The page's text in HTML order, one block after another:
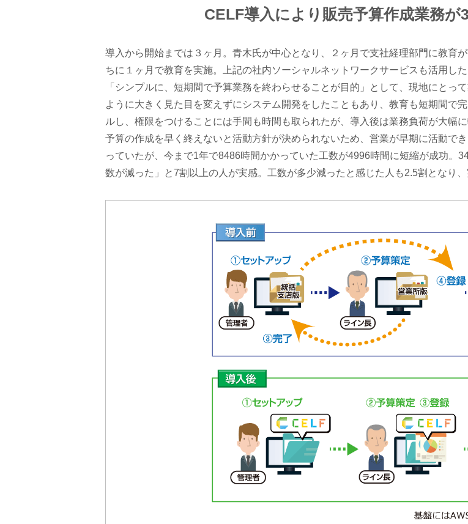
CELF導入により販売予算作成業務が
導入から開始までは３ヶ月。青木氏が中心となり、２ヶ月で支社経理部門に教育
ちに１ヶ月で教育を実施。上記の社内ソーシャルネットワークサービスも活用した
「シンプルに、短期間で予算業務を終わらせることが目的」として、現地にとっ
ように大きく見た目を変えずにシステム開発をしたこともあり、教育も短期間で
ルし、権限をつけることには手間も時間も取られたが、導入後は業務負荷が大幅に
予算の作成を早く終えないと活動方針が決められないため、営業が早期に活動で
っていたが、今まで1年で8486時間かかっていた工数が4996時間に短縮が成功。
数が減った」と7割以上の人が実感。工数が多少減ったと感じた人も2.5割となり